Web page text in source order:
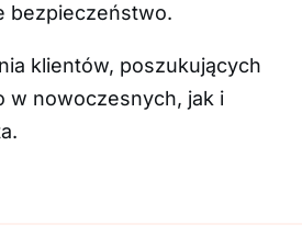
bezpieczeństwo.
klientów, poszukujących
w nowoczesnych, jak i